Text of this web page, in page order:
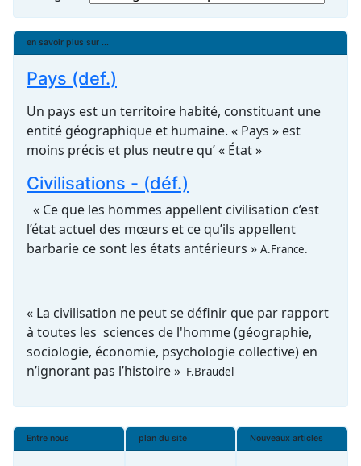
en savoir plus sur ...
Pays (def.)
Un pays est un territoire habité, constituant une
entité géographique et humaine. « Pays » est
moins précis et plus neutre qu’ « État »
Civilisations - (déf.)
« Ce que les hommes appellent civilisation c’est
l’état actuel des mœurs et ce qu’ils appellent
barbarie ce sont les états antérieurs » A.France.
« La civilisation ne peut se définir que par rapport
à toutes les sciences de l'homme (géographie,
sociologie, économie, psychologie collective) en
n’ignorant pas l’histoire » F.Braudel
Entre nous plan du site Nouveaux articles